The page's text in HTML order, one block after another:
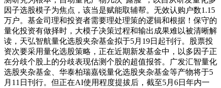
因子选股模子为焦点，该当是赋能取辅帮。无效认购户数1.15
万户。基金司理和投资者需要理处理策的逻辑和根据！保守的
量化投资有做择时，大模子决策过程和输出成果难以被清晰解
读，天弘智航量化选股夹杂基金拟于5月19日起刊行。股票投
资次要采用量化选股策略，正在近期新发基金中，以多因子正
在分歧个股上的分歧表现估测个股的超值报答。广发汇智量化
选股夹杂基金、华泰柏瑞嘉锐量化选股夹杂基金等产物将于5
月11日刊行。但正在AI使用程度提拔后，截至5月6日年内一